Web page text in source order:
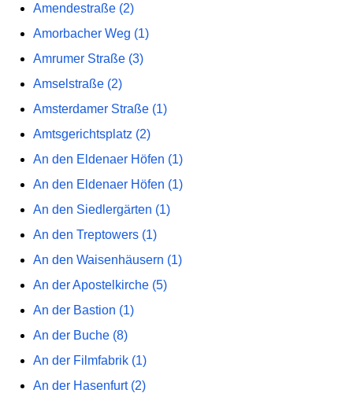
Amendestraße (2)
Amorbacher Weg (1)
Amrumer Straße (3)
Amselstraße (2)
Amsterdamer Straße (1)
Amtsgerichtsplatz (2)
An den Eldenaer Höfen (1)
An den Eldenaer Höfen (1)
An den Siedlergärten (1)
An den Treptowers (1)
An den Waisenhäusern (1)
An der Apostelkirche (5)
An der Bastion (1)
An der Buche (8)
An der Filmfabrik (1)
An der Hasenfurt (2)